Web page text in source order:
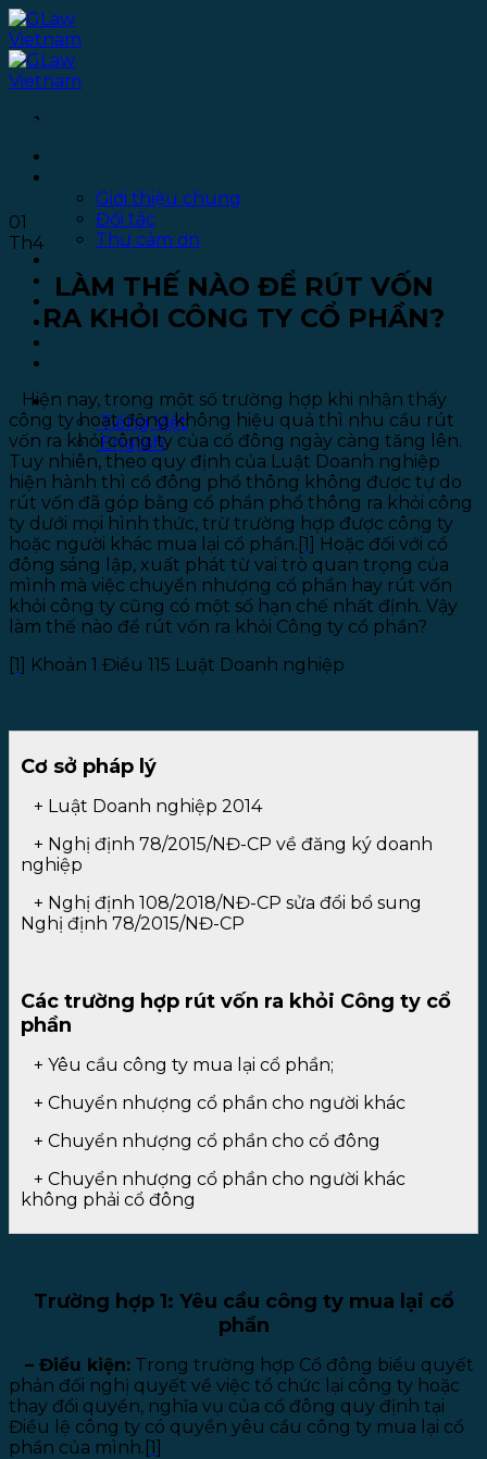
Bỏ
qua
nội
dung
Giới thiệu chung
Đối tác
Thư cảm ơn
Thư viện
Văn phòng
Tuyển dụng
Tiếng Việt
Tiếng Việt
English
Làm Thế Nào Để Rút Vốn Ra Khỏi
Công Ty Cổ Phần?
01
Th4
LÀM THẾ NÀO ĐỂ RÚT VỐN
RA KHỎI CÔNG TY CỔ PHẦN?
Hiện nay, trong một số trường hợp khi nhận thấy
công ty hoạt động không hiệu quả thì nhu cầu rút
vốn ra khỏi công ty của cổ đông ngày càng tăng lên.
Tuy nhiên, theo quy định của Luật Doanh nghiệp
hiện hành thì cổ đông phổ thông không được tự do
rút vốn đã góp bằng cổ phần phổ thông ra khỏi công
ty dưới mọi hình thức, trừ trường hợp được công ty
hoặc người khác mua lại cổ phần. [1] Hoặc đối với cổ
đông sáng lập, xuất phát từ vai trò quan trọng của
mình mà việc chuyển nhượng cổ phần hay rút vốn
khỏi công ty cũng có một số hạn chế nhất định. Vậy
làm thế nào để rút vốn ra khỏi Công ty cổ phần?
[1] Khoản 1 Điều 115 Luật Doanh nghiệp
Cơ sở pháp lý
+ Luật Doanh nghiệp 2014
+ Nghị định 78/2015/NĐ-CP về đăng ký doanh
nghiệp
+ Nghị định 108/2018/NĐ-CP sửa đổi bổ sung
Nghị định 78/2015/NĐ-CP
Các trường hợp rút vốn ra khỏi Công ty cổ
phần
+ Yêu cầu công ty mua lại cổ phần;
+ Chuyển nhượng cổ phần cho người khác
+ Chuyển nhượng cổ phần cho cổ đông
+ Chuyển nhượng cổ phần cho người khác
không phải cổ đông
Trường hợp 1: Yêu cầu công ty mua lại cổ
phần
– Điều kiện: Trong trường hợp Cổ đông biểu quyết
phản đối nghị quyết về việc tổ chức lại công ty hoặc
thay đổi quyền, nghĩa vụ của cổ đông quy định tại
Điều lệ công ty có quyền yêu cầu công ty mua lại cổ
phần của mình. [1]